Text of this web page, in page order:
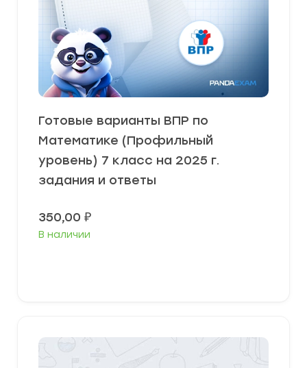
Готовые варианты ВПР по
Математике (Профильный
уровень) 7 класс на 2025 г.
задания и ответы
350,00 ₽
В наличии